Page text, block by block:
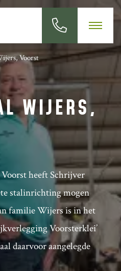
Voorst
WIJERS,
heeft Schrijver
stalinrichting mogen
familie Wijers is in het
Voorsterklei’
daarvoor aangelegde